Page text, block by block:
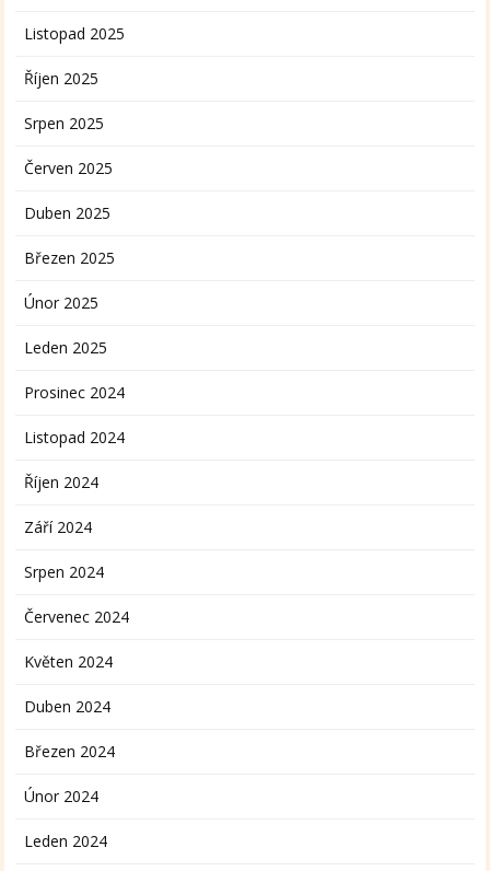
Listopad 2025
Říjen 2025
Srpen 2025
Červen 2025
Duben 2025
Březen 2025
Únor 2025
Leden 2025
Prosinec 2024
Listopad 2024
Říjen 2024
Září 2024
Srpen 2024
Červenec 2024
Květen 2024
Duben 2024
Březen 2024
Únor 2024
Leden 2024